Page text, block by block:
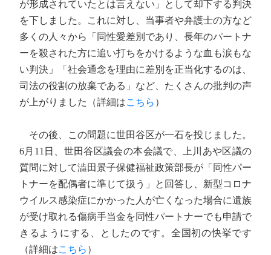
が形成されていたとは言えない」として却下する判決
を下しました。これに対し、当事者や弁護士の方など
多くの人々から「同性愛差別であり、長年のパートナ
ーを殺された方に追い打ちをかけるような血も涙もな
い判決」「社会通念を理由に差別を正当化するのは、
司法の役割の放棄である」など、たくさんの批判の声
が上がりました（詳細はこちら ）
その後、この問題に世田谷区が一石を投じました。
6月11日、世田谷区議会の本会議で、上川あや区議の
質問に対して澁田景子保健福祉政策部長が「同性パー
トナーを配偶者に準じて扱う」と回答し、新型コロナ
ウイルス感染症にかかった人が亡くなった場合に遺族
が受け取れる傷病手当金を同性パートナーでも申請で
きるようにする、としたのです。全国初の快挙です
（詳細はこちら ）